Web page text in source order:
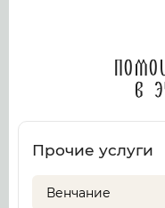
в
Прочие услуги
Венчание